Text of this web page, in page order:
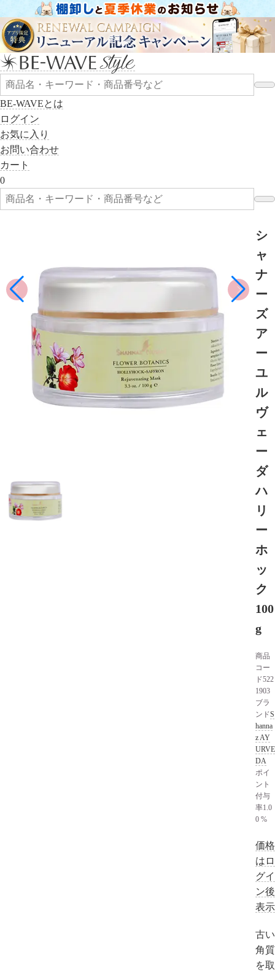
BE-WAVEとは
ログイン
お気に入り
お問い合わせ
カート
0
シ
ャ
ナ
ー
ズ
ア
ー
ユ
ル
ヴ
ェ
ー
ダ
ハ
リ
ー
ホ
ッ
ク
100
g
商品
コー
ド522
1903
ブラ
ンドS
hanna
z AY
URVE
DA
ポイ
ント
付与
率1.0
0 %
価格
はロ
グイ
ン後
表示
古い
角質
を取